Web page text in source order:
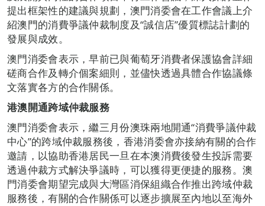
提出框架性的建議與規劃，澳門消委會在工作會議上介
紹澳門的消費爭議仲裁制度及“誠信店”優質標誌計劃的
發展與成效。
澳門消委會表示，早前已與葡萄牙消費者保護協會詳細
磋商合作及轉介個案細則，並儘快透過具體合作協議條
文落實各方的合作關係。
港澳開通跨域仲裁服務
澳門消委會表示，繼三月份澳珠兩地開通“消費爭議仲裁
中心”的跨域仲裁服務後，香港消委會亦接納有關的合作
邀請，以協助香港居民一旦在本澳消費後發生投訴需要
透過仲裁方式解決爭議時，可以獲得更便捷的服務。澳
門消委會期望完成與大灣區消保組織合作推出跨域仲裁
服務後，有關的合作關係可以逐步擴展至內地以至海外